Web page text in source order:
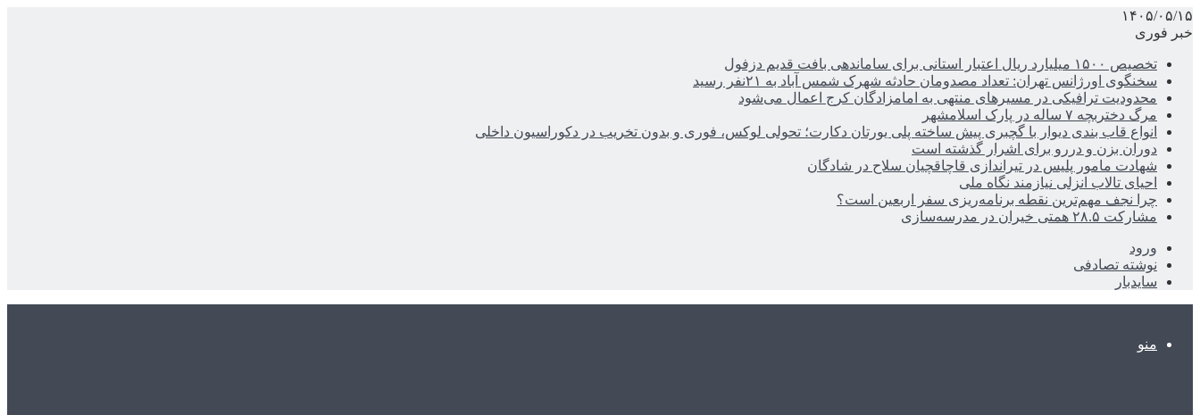
۱۴۰۵/۰۵/۱۵
خبر فوری
تخصیص ۱۵۰۰ میلیارد ریال اعتبار استانی برای ساماندهی بافت قدیم دزفول
سخنگوی اورژانس تهران: تعداد مصدومان حادثه شهرک شمس آباد به ۲۱نفر رسید
محدودیت ترافیکی در مسیرهای منتهی به امامزادگان کرج اعمال می‌شود
مرگ دختربچه ۷ ساله در پارک اسلامشهر
انواع قاب بندی دیوار با گچبری پیش ساخته پلی یورتان دکارت؛ تحولی لوکس، فوری و بدون تخریب در دکوراسیون داخلی
دوران بزن و دررو برای اشرار گذشته است
شهادت مامور پلیس در تیراندازی قاچاقچیان سلاح در شادگان
احیای تالاب انزلی نیازمند نگاه ملی
چرا نجف مهم‌ترین نقطه برنامه‌ریزی سفر اربعین است؟
مشارکت ۲۸.۵ همتی خیران در مدرسه‌سازی
ورود
نوشته تصادفی
سایدبار
منو